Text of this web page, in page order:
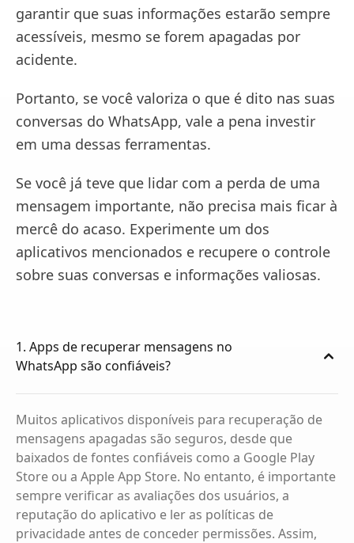
garantir que suas informações estarão sempre
acessíveis, mesmo se forem apagadas por
acidente.
Portanto, se você valoriza o que é dito nas suas
conversas do WhatsApp, vale a pena investir
em uma dessas ferramentas.
Se você já teve que lidar com a perda de uma
mensagem importante, não precisa mais ficar à
mercê do acaso. Experimente um dos
aplicativos mencionados e recupere o controle
sobre suas conversas e informações valiosas.
1. Apps de recuperar mensagens no
WhatsApp são confiáveis?
Muitos aplicativos disponíveis para recuperação de
mensagens apagadas são seguros, desde que
baixados de fontes confiáveis como a Google Play
Store ou a Apple App Store. No entanto, é importante
sempre verificar as avaliações dos usuários, a
reputação do aplicativo e ler as políticas de
privacidade antes de conceder permissões. Assim,